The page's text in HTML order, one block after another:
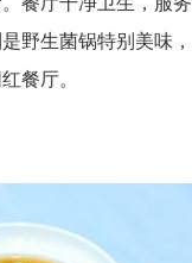
野生菌锅特别美味
餐厅。